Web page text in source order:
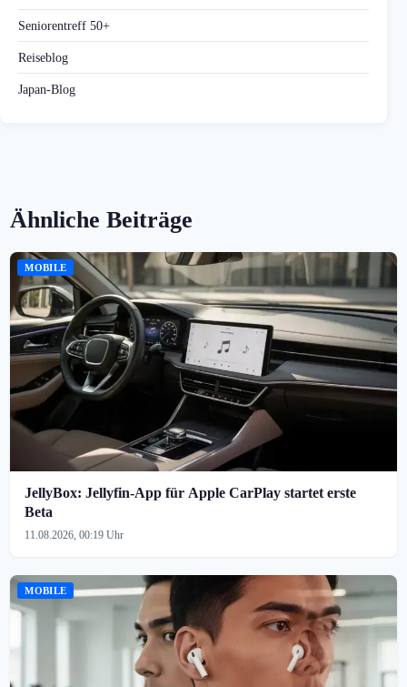
Seniorentreff 50+
Reiseblog
Japan-Blog
Ähnliche Beiträge
MOBILE
JellyBox: Jellyfin-App für Apple CarPlay startet erste
Beta
11.08.2026, 00:19 Uhr
MOBILE